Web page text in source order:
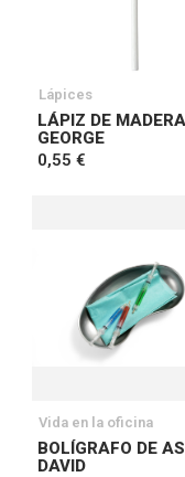
Lápices
LÁPIZ DE MADERA
GEORGE
0,55 €
Vida en la oficina
BOLÍGRAFO DE
DAVID